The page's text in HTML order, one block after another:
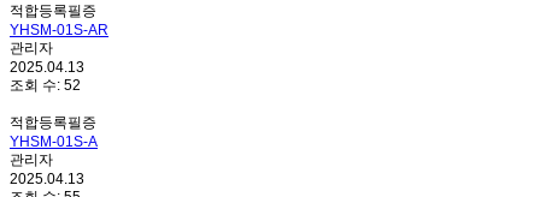
적합등록필증
YHSM-01S-AR
관리자
2025.04.13
조회 수: 52
적합등록필증
YHSM-01S-A
관리자
2025.04.13